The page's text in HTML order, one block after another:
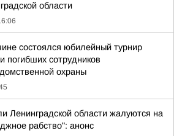
области
состоялся юбилейный турнир
погибших сотрудников
охраны
Ленинградской области жалуются на
рабство": анонс